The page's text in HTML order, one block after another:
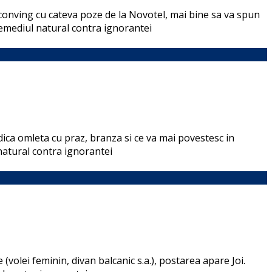
cu cateva poze de la Novotel, mai bine sa va spun
natural contra ignorantei
omleta cu praz, branza si ce va mai povestesc in
contra ignorantei
feminin, divan balcanic s.a.), postarea apare Joi.